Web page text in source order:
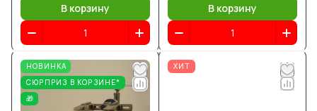
В корзину В корзину
НОВИНКА
СЮРПРИЗ В КОРЗИНЕ*
🎁
ХИТ